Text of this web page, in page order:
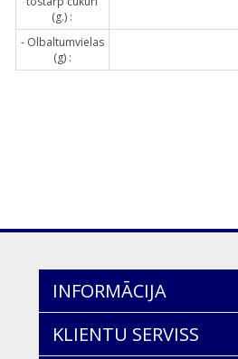
(g.) :
- Olbaltumvielas
(g) :
INFORMĀCIJA
KLIENTU SERVISS